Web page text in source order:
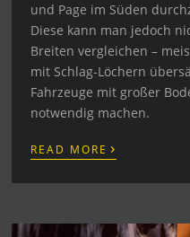
und Page im Süden
Diese kann man jedoch
Breiten vergleichen –
mit Schlag-Löchern
Fahrzeuge mit großer
notwendig machen.
READ MORE ›